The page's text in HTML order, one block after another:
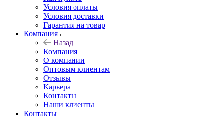
Условия оплаты
Условия доставки
Гарантия на товар
Компания
Назад
Компания
О компании
Оптовым клиентам
Отзывы
Карьера
Контакты
Наши клиенты
Контакты